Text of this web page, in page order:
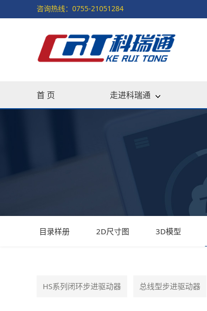
咨询热线：0755-21051284
首 页 走进科瑞通
目录样册 2D尺寸图 3D模型
HS系列闭环步进驱动器 总线型步进驱动器